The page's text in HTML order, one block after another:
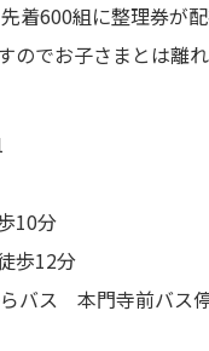
着600組に整理券が
のでお子さまとは離
10分
歩12分
らバス 本門寺前バ